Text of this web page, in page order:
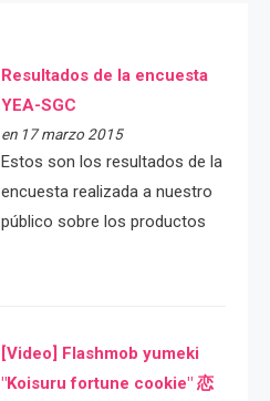
Resultados de la encuesta
YEA-SGC
en 17 marzo 2015
Estos son los resultados de la
encuesta realizada a nuestro
público sobre los productos
[Video] Flashmob yumeki
"Koisuru fortune cookie" 恋